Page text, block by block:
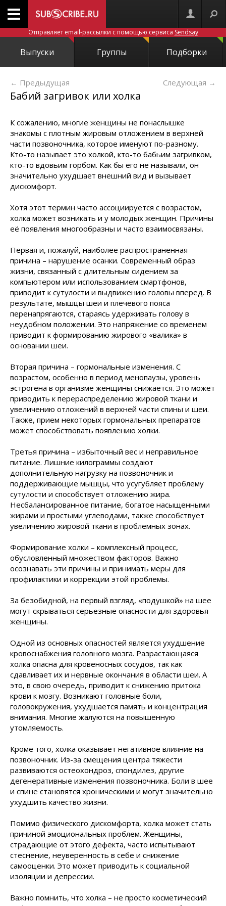
Отправляет email-рассылки с помощью сервиса Sendsay
Выпуски Группы Подборки
← Предыдущая Следующая →
Бабий загривок или холка
К сожалению, многие женщины не понаслышке
знакомы с плотным жировым отложением в верхней
части позвоночника, которое именуют по-разному.
Кто-то называет это холкой, кто-то бабьим загривком,
кто-то вдовьим горбом. Как бы его не называли, он
значительно ухудшает внешний вид и вызывает
дискомфорт.
Хотя этот термин часто ассоциируется с возрастом,
холка может возникать и у молодых женщин. Причины
её появления многообразны и часто взаимосвязаны.
Первая и, пожалуй, наиболее распространенная
причина – нарушение осанки. Современный образ
жизни, связанный с длительным сидением за
компьютером или использованием смартфонов,
приводит к сутулости и выдвижению головы вперед. В
результате, мышцы шеи и плечевого пояса
перенапрягаются, стараясь удерживать голову в
неудобном положении. Это напряжение со временем
приводит к формированию жирового «валика» в
основании шеи.
Вторая причина – гормональные изменения. С
возрастом, особенно в период менопаузы, уровень
эстрогена в организме женщины снижается. Это может
приводить к перераспределению жировой ткани и
увеличению отложений в верхней части спины и шеи.
Также, прием некоторых гормональных препаратов
может способствовать появлению холки.
Третья причина – избыточный вес и неправильное
питание. Лишние килограммы создают
дополнительную нагрузку на позвоночник и
поддерживающие мышцы, что усугубляет проблему
сутулости и способствует отложению жира.
Несбалансированное питание, богатое насыщенными
жирами и простыми углеводами, также способствует
увеличению жировой ткани в проблемных зонах.
Формирование холки – комплексный процесс,
обусловленный множеством факторов. Важно
осознавать эти причины и принимать меры для
профилактики и коррекции этой проблемы.
За безобидной, на первый взгляд, «подушкой» на шее
могут скрываться серьезные опасности для здоровья
женщины.
Одной из основных опасностей является ухудшение
кровоснабжения головного мозга. Разрастающаяся
холка опасна для кровеносных сосудов, так как
сдавливает их и нервные окончания в области шеи. А
это, в свою очередь, приводит к снижению притока
крови к мозгу. Возникают головные боли,
головокружения, ухудшается память и концентрация
внимания. Многие жалуются на повышенную
утомляемость.
Кроме того, холка оказывает негативное влияние на
позвоночник. Из-за смещения центра тяжести
развиваются остеохондроз, спондилез, другие
дегенеративные изменения позвоночника. Боли в шее
и спине становятся хроническими и могут значительно
ухудшить качество жизни.
Помимо физического дискомфорта, холка может стать
причиной эмоциональных проблем. Женщины,
страдающие от этого дефекта, часто испытывают
стеснение, неуверенность в себе и снижение
самооценки. Это может приводить к социальной
изоляции и депрессии.
Важно помнить, что холка – не просто косметический